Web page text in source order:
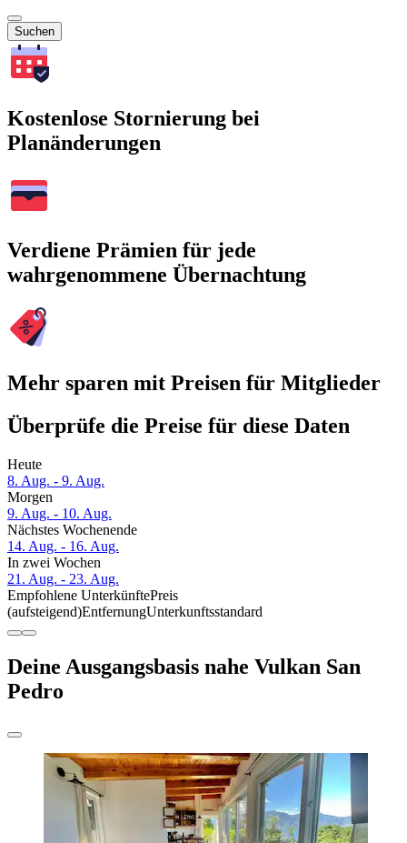
Suchen
Kostenlose Stornierung bei
Planänderungen
Verdiene Prämien für jede
wahrgenommene Übernachtung
Mehr sparen mit Preisen für Mitglieder
Überprüfe die Preise für diese Daten
Heute
8. Aug. - 9. Aug.
Morgen
9. Aug. - 10. Aug.
Nächstes Wochenende
14. Aug. - 16. Aug.
In zwei Wochen
21. Aug. - 23. Aug.
Empfohlene UnterkünftePreis
(aufsteigend)EntfernungUnterkunftsstandard
Deine Ausgangsbasis nahe Vulkan San
Pedro